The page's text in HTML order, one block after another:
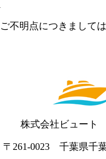
ご不明点につきましては
株式会社 ビュート
〒261-0023 千葉県千